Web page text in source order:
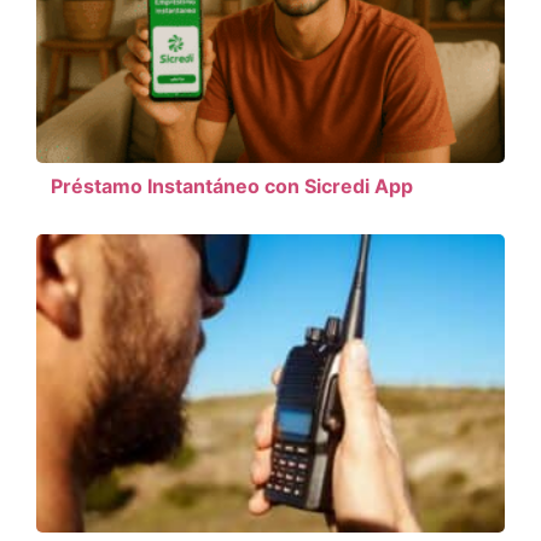
Préstamo Instantáneo con Sicredi App